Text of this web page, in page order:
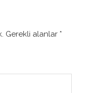
Gerekli alanlar *